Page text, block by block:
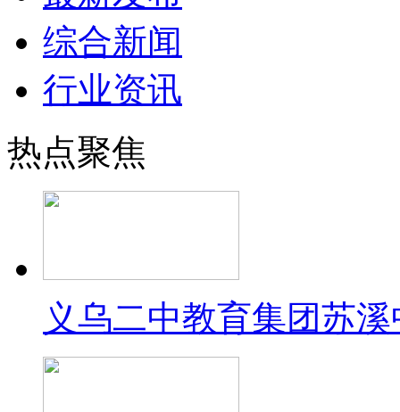
综合新闻
行业资讯
热点聚焦
义乌二中教育集团苏